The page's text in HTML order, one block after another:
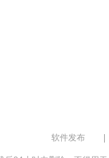
软件发布